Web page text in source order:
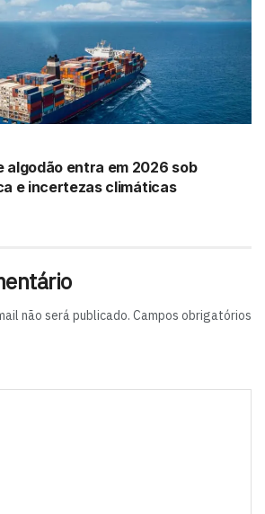
algodão entra em 2026 sob
e incertezas climáticas
não será publicado. Campos obrigatórios